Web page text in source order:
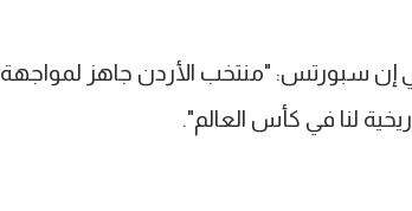
إن سبورتس: "منتخب الأردن جاهز لمواجهة
لنا في كأس العالم".